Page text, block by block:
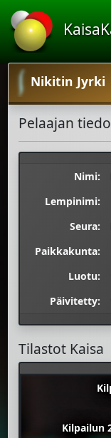
Nikitin Jyrki
Pelaajan
Nimi:
Lempinimi:
Seura:
Paikkakunta:
Luotu:
Päivitetty:
Tilastot Kaisa
Kilpailun